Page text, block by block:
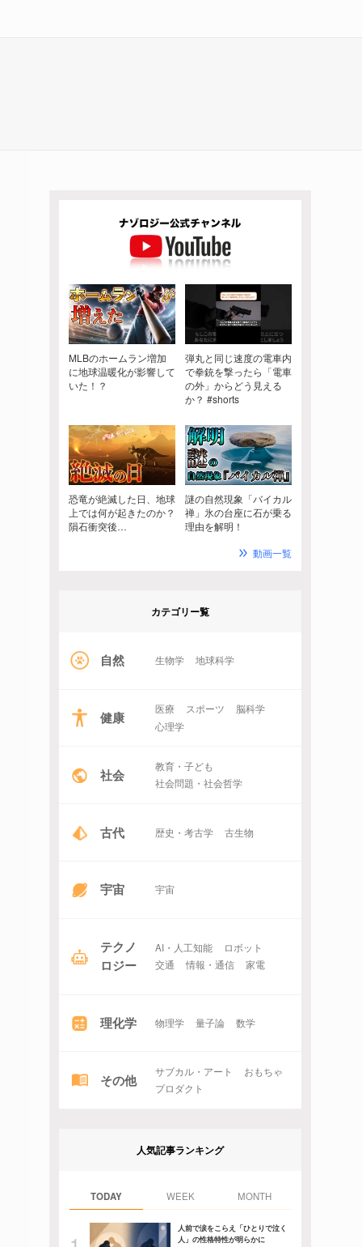
MLBのホームラン増加
に地球温暖化が影響して
いた！？
弾丸と同じ速度の電車内
で拳銃を撃ったら「電車
の外」からどう見える
か？ #shorts
恐竜が絶滅した日、地球
上では何が起きたのか？
隕石衝突後…
謎の自然現象「バイカル
禅」氷の台座に石が乗る
理由を解明！
動画一覧
カテゴリー覧
自然 生物学 地球科学
健康 医療 スポーツ
脳科学
心理学
社会
教育・子ども
社会問題・社会哲学
古代 歴史・考古学 古生物
宇宙 宇宙
テクノ
ロジー
AI・人工知能
ロボット
交通
情報・通信 家電
理化学 物理学 量子論 数学
その他 サブカル・アート
おもちゃ
プロダクト
人気記事ランキング
TODAY WEEK MONTH
人前で涙をこらえ「ひとりで泣く
人」の性格特性が明らかに